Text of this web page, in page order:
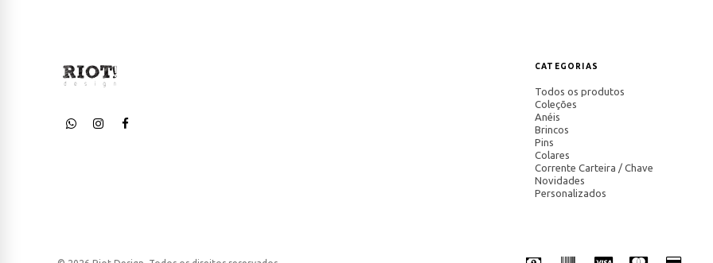
CATEGORIAS
Todos os produtos
Coleções
Anéis
Brincos
Pins
Colares
Corrente Carteira / Chave
Novidades
Personalizados